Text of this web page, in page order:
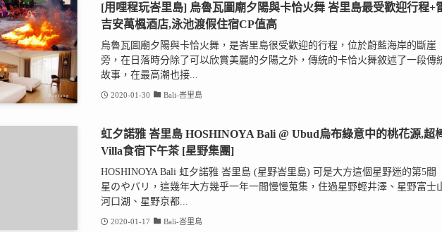
[用哩程玩峇里島] 烏魯瓦圖廟夕陽與卡恰火舞 峇里島最受歡迎行程+
吉安萬楓酒店,泳池渡假住宿CP值高
烏魯瓦圖廟夕陽與卡恰火舞，是峇里島很受歡迎的行程，位於蔚藍海岸的斷崖
旁，在日落時分除了可以欣賞美麗的夕陽之外，傳統的卡恰火舞敘述了一段傳
故事，在最高潮也接...
2020-01-30 Bali-峇里島
虹夕諾雅 峇里島 HOSHINOYA Bali @ Ubud烏布綠意中的桃花源,超
Villa食宿下午茶 [星野集團]
HOSHINOYA Bali 虹夕諾雅 峇里島 (星野峇里島) 可是大方這個星野迷的第5間
星のやバリ，這幾年大方幾乎一年一間慢慢蒐集，住過星野輕井澤、星野富士
河口湖、星野京都...
2020-01-17 Bali-峇里島